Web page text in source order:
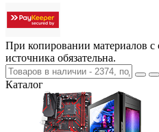
При копировании материалов с
источника обязательна.
Каталог